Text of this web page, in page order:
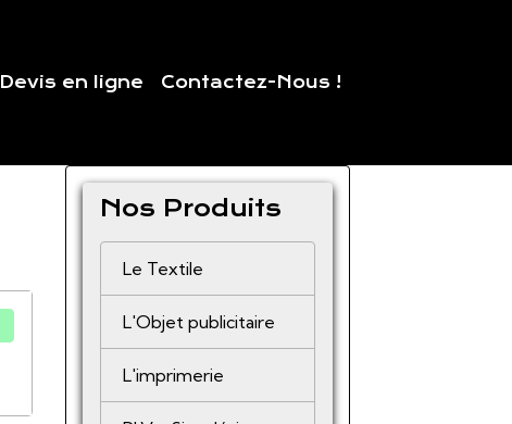
Devis en ligne Contactez-Nous !
Nos Produits
Le Textile
L'Objet publicitaire
L'imprimerie